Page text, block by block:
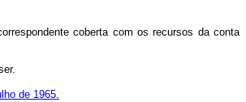
coberta com os recursos da conta
de 1965.